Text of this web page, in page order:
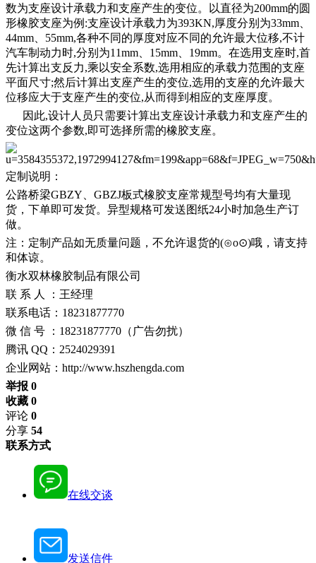
数为支座设计承载力和支座产生的变位。以直径为200mm的圆
形橡胶支座为例:支座设计承载力为393KN,厚度分别为33mm、
44mm、55mm,各种不同的厚度对应不同的允许最大位移,不计
汽车制动力时,分别为11mm、15mm、19mm。在选用支座时,首
先计算出支反力,乘以安全系数,选用相应的承载力范围的支座
平面尺寸;然后计算出支座产生的变位,选用的支座的允许最大
位移应大于支座产生的变位,从而得到相应的支座厚度。
因此,设计人员只需要计算出支座设计承载力和支座产生的
变位这两个参数,即可选择所需的橡胶支座。
定制说明：
公路桥梁GBZY、GBZJ板式橡胶支座常规型号均有大量现
货，下单即可发货。异型规格可发送图纸24小时加急生产订
做。
注：定制产品如无质量问题，不允许退货的(⊙o⊙)哦，请支持
和体谅。
衡水双林橡胶制品有限公司
联 系 人 ：王经理
联系电话：18231877770
微 信 号 ：18231877770（广告勿扰）
腾讯 QQ：2524029391
企业网站：http://www.hszhengda.com
举报 0
收藏 0
评论 0
分享 54
联系方式
在线交谈
发送信件